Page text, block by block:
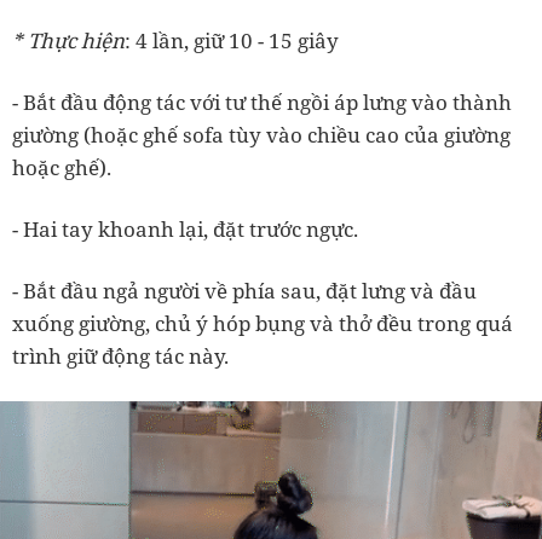
* Thực hiện: 4 lần, giữ 10 - 15 giây
- Bắt đầu động tác với tư thế ngồi áp lưng vào thành
giường (hoặc ghế sofa tùy vào chiều cao của giường
hoặc ghế).
- Hai tay khoanh lại, đặt trước ngực.
- Bắt đầu ngả người về phía sau, đặt lưng và đầu
xuống giường, chủ ý hóp bụng và thở đều trong quá
trình giữ động tác này.